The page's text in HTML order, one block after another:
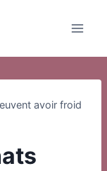
avoir froid